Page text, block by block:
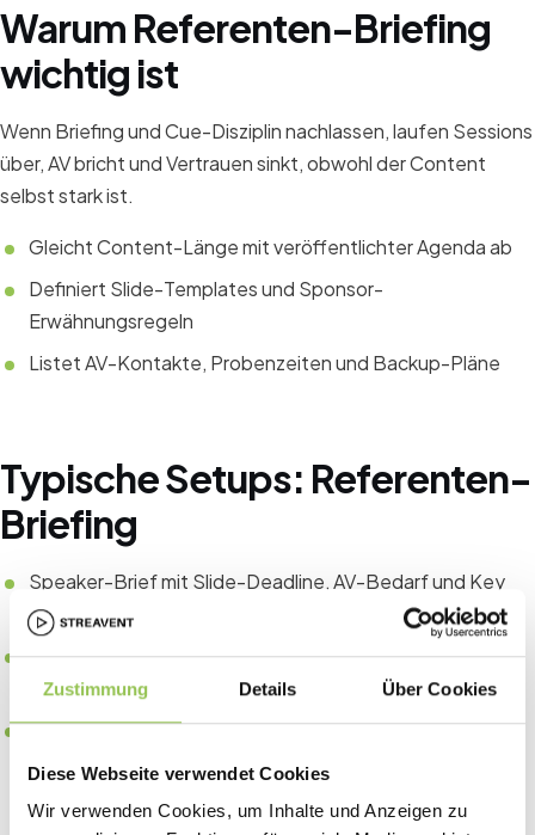
Zustimmung Details Über Cookies
Diese Webseite verwendet Cookies
Wir verwenden Cookies, um Inhalte und Anzeigen zu
Warum Referenten-Briefing
wichtig ist
Wenn Briefing und Cue-Disziplin nachlassen, laufen Sessions
über, AV bricht und Vertrauen sinkt, obwohl der Content
selbst stark ist.
Gleicht Content-Länge mit veröffentlichter Agenda ab
Definiert Slide-Templates und Sponsor-
Erwähnungsregeln
Listet AV-Kontakte, Probenzeiten und Backup-Pläne
Typische Setups: Referenten-
Briefing
Speaker-Brief mit Slide-Deadline, AV-Bedarf und Key
Messages
Probe oder Tech-Check für Keynotes und Panel-
Übergänge
Session-Room-Staff für Mikros, Timing-Cues und
Overflow